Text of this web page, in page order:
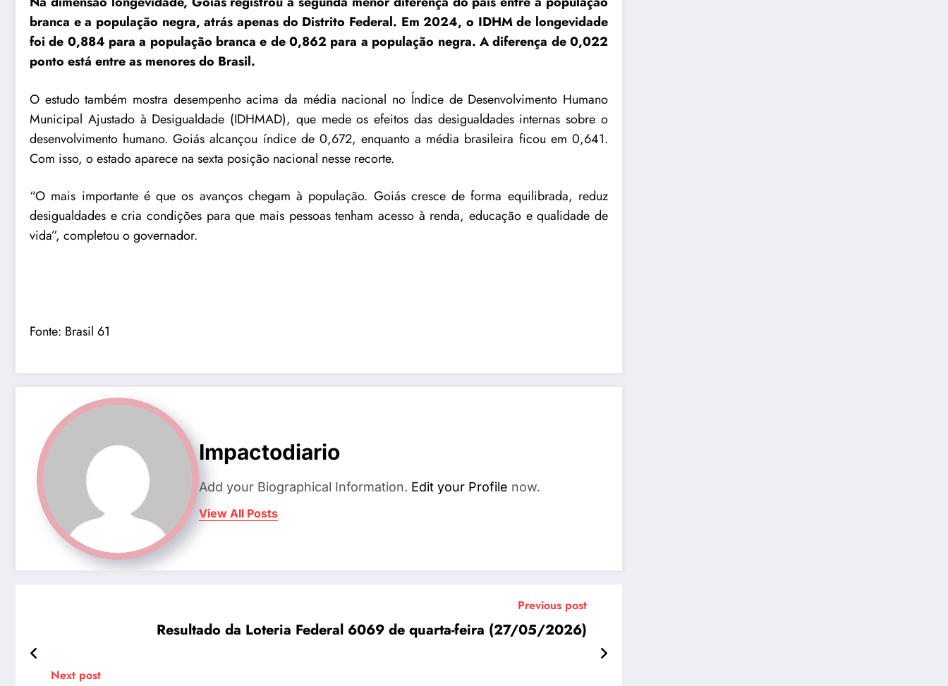
branca e a população negra, atrás apenas do Distrito Federal. Em 2024, o IDHM de longevidade
foi de 0,884 para a população branca e de 0,862 para a população negra. A diferença de 0,022
ponto está entre as menores do Brasil.
O estudo também mostra desempenho acima da média nacional no Índice de Desenvolvimento Humano
Municipal Ajustado à Desigualdade (IDHMAD), que mede os efeitos das desigualdades internas sobre o
desenvolvimento humano. Goiás alcançou índice de 0,672, enquanto a média brasileira ficou em 0,641.
Com isso, o estado aparece na sexta posição nacional nesse recorte.
“O mais importante é que os avanços chegam à população. Goiás cresce de forma equilibrada, reduz
desigualdades e cria condições para que mais pessoas tenham acesso à renda, educação e qualidade de
vida”, completou o governador.
Fonte: Brasil 61
Impactodiario
Add your Biographical Information. Edit your Profile now.
View All Posts
Previous post
Resultado da Loteria Federal 6069 de quarta-feira (27/05/2026)
Next post